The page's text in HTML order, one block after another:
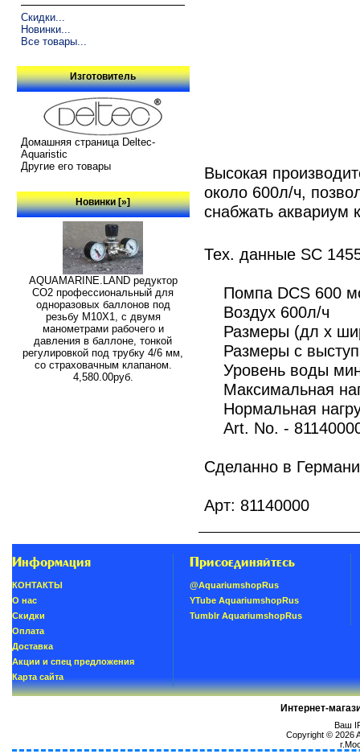
Скидки...
Новинки...
Все товары...
Изготовитель
Домашняя страница Deltec-
Aquaristic
Другие его товары
Новинки [»]
AQUAMARINE.LAND редуктор
СО2 профессиональный для
одноразовых баллонов под
резьбу M10X1, с двумя
манометрами рабочего и
давления в баллоне, тонкой
регулировкой под трубку 4/6 мм,
со страховачным клапаном.
4,580.00руб.
Высокая
около 600л/ч,
снабжать аквариум
Тех. данные SC
Помпа DCS 600
Воздух 600л/ч
Размеры (дл x
Размеры с
Уровень воды
Максимальная
Нормальная
Art. No. -
Сделанно в
Арт: 81140000
Информация
КОНТАКТЫ
О нас
Скидки
Oплатa
Доставка
Акции и спец предложения
Карта сайта
Присоединяйтесь
@AquariumshopRus
YTube AquariumshopRus
Tumblr AquariumshopRus
Интернет-
Ваш
Copyright © 2026